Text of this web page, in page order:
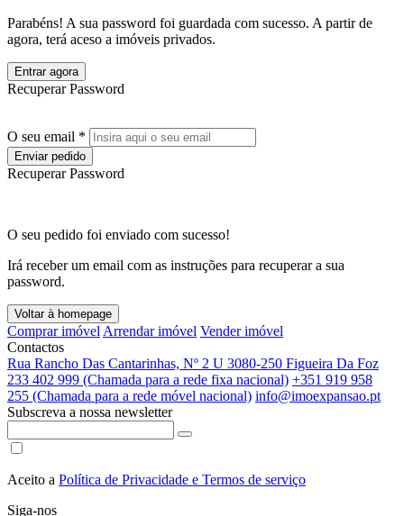
Parabéns! A sua password foi guardada com sucesso. A partir de
agora, terá aceso a imóveis privados.
Entrar agora
Recuperar Password
O seu email *
Enviar pedido
Recuperar Password
O seu pedido foi enviado com sucesso!
Irá receber um email com as instruções para recuperar a sua
password.
Voltar à homepage
Comprar imóvel Arrendar imóvel Vender imóvel
Contactos
Rua Rancho Das Cantarinhas, Nº 2 U 3080-250 Figueira Da Foz
233 402 999 (Chamada para a rede fixa nacional) +351 919 958
255 (Chamada para a rede móvel nacional) info@imoexpansao.pt
Subscreva a nossa newsletter
Aceito a Política de Privacidade e Termos de serviço
Siga-nos